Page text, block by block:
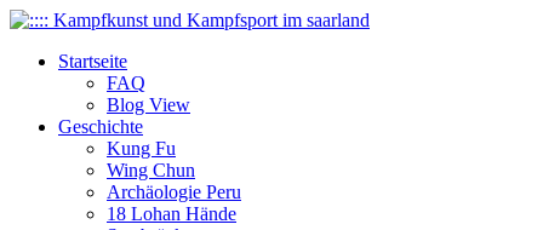
Startseite
FAQ
Blog View
Geschichte
Kung Fu
Wing Chun
Archäologie Peru
18 Lohan Hände